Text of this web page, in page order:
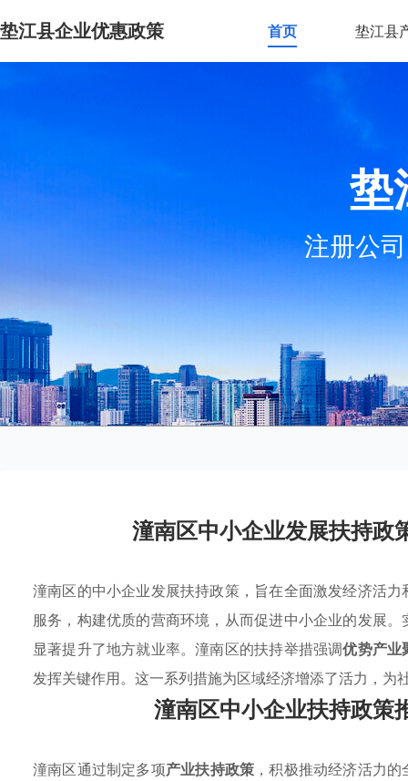
垫江县企业优惠政策 首页 垫江县
垫
注册公
潼南区中小企业发展扶持政
潼南区的中小企业发展扶持政策，旨在全面激发经济活
服务，构建优质的营商环境，从而促进中小企业的发展
显著提升了地方就业率。潼南区的扶持举措强调优势产业
发挥关键作用。这一系列措施为区域经济增添了活力，为
潼南区中小企业扶持政策
潼南区通过制定多项产业扶持政策 ，积极推动经济活力